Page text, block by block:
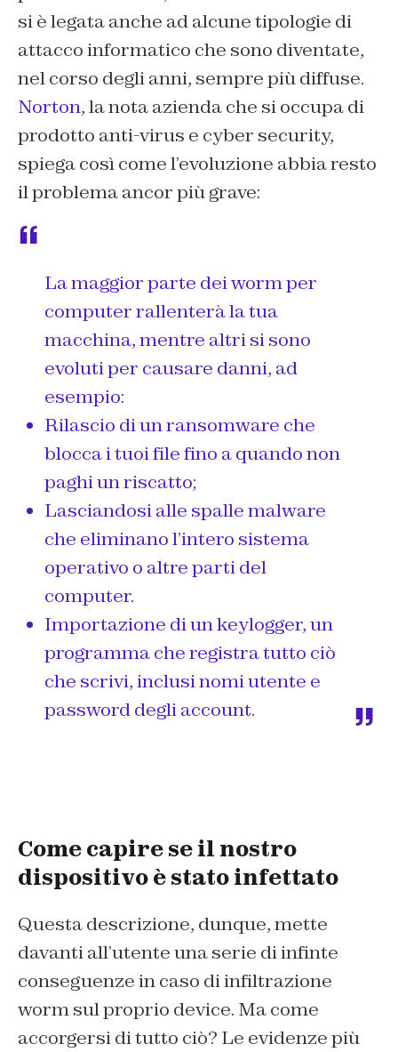
si è legata anche ad alcune tipologie di
attacco informatico che sono diventate,
nel corso degli anni, sempre più diffuse.
Norton, la nota azienda che si occupa di
prodotto anti-virus e cyber security,
spiega così come l’evoluzione abbia resto
il problema ancor più grave:
La maggior parte dei worm per
computer rallenterà la tua
macchina, mentre altri si sono
evoluti per causare danni, ad
esempio:
Rilascio di un ransomware che
blocca i tuoi file fino a quando non
paghi un riscatto;
Lasciandosi alle spalle malware
che eliminano l’intero sistema
operativo o altre parti del
computer.
Importazione di un keylogger, un
programma che registra tutto ciò
che scrivi, inclusi nomi utente e
password degli account.
Come capire se il nostro
dispositivo è stato infettato
Questa descrizione, dunque, mette
davanti all’utente una serie di infinte
conseguenze in caso di infiltrazione
worm sul proprio device. Ma come
accorgersi di tutto ciò? Le evidenze più